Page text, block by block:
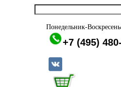
Понедельник-
+7 (495)